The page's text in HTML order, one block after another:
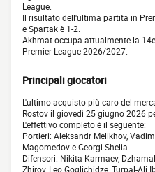
League.
Il risultato dell'ultima partita in
e Spartak è 1-2.
Akhmat occupa attualmente la
Premier League 2026/2027.
Principali giocatori
L'ultimo acquisto più caro del
Rostov il giovedì 25 giugno 2026
L'effettivo completo è il seguente:
Portieri: Aleksandr Melikhov,
Magomedov e Georgi Shelia
Difensori: Nikita Karmaev,
Zhirov, Leo Goglichidze, Turpal-Ali